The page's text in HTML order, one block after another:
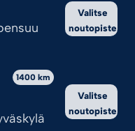
€
Valitse
noutopiste
1400 km
Valitse
noutopiste